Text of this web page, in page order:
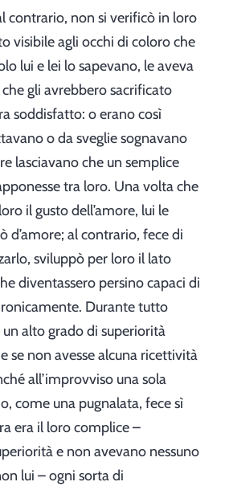
contrario, non si verificò in loro
visibile agli occhi di coloro che
lui e lei lo sapevano, le aveva
gli avrebbero sacrificato
soddisfatto: o erano così
o da sveglie sognavano
lasciavano che un semplice
tra loro. Una volta che
il gusto dell’amore, lui le
d’amore; al contrario, fece di
sviluppò per loro il lato
diventassero persino capaci di
Durante tutto
alto grado di superiorità
se non avesse alcuna ricettività
all’improvviso una sola
come una pugnalata, fece sì
era il loro complice –
e non avevano nessuno
lui – ogni sorta di